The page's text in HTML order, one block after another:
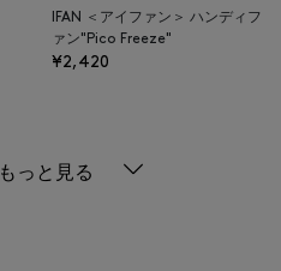
IFAN ＜アイファン＞ ハンディフ
ァン"Pico Freeze"
¥2,420
もっと見る